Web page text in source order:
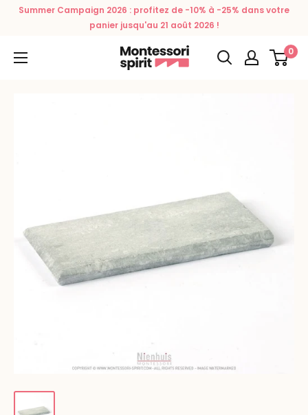
PasserSummer Campaign 2026 : profitez de -10% à -25% dans votre
panier jusqu'au 21 août 2026 !
Montessori
Spirit
0